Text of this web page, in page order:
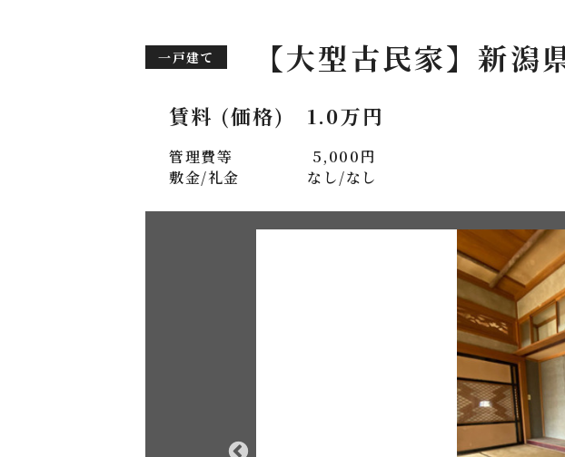
一戸建て 【大型古民家】新潟
賃料 (価格) 1.0万円
管理費等
5,000円
敷金/礼金
なし/なし